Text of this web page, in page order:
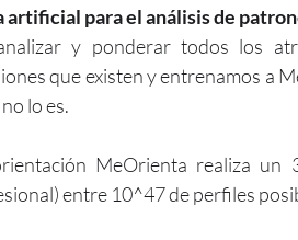
artificial para el análisis de
y ponderar todos los
que existen y entrenamos a
lo es.
MeOrienta realiza un
entre 10^47 de perfiles